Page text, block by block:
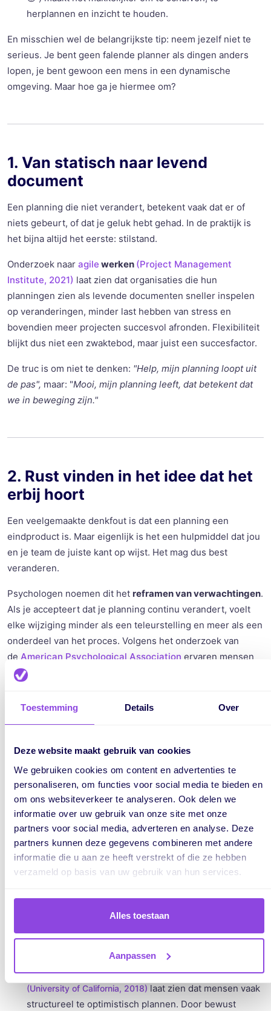
Toestemming Details Over
Deze website maakt gebruik van cookies
We gebruiken cookies om content en advertenties te
personaliseren, om functies voor social media te bieden en
om ons websiteverkeer te analyseren. Ook delen we
informatie over uw gebruik van onze site met onze
partners voor social media, adverteren en analyse. Deze
partners kunnen deze gegevens combineren met andere
informatie die u aan ze heeft verstrekt of die ze hebben
verzameld op basis van uw gebruik van hun services.
Alles toestaan
Aanpassen
herplannen en inzicht te houden.
En misschien wel de belangrijkste tip: neem jezelf niet te
serieus. Je bent geen falende planner als dingen anders
lopen, je bent gewoon een mens in een dynamische
omgeving. Maar hoe ga je hiermee om?
1. Van statisch naar levend
document
Een planning die niet verandert, betekent vaak dat er of
niets gebeurt, of dat je geluk hebt gehad. In de praktijk is
het bijna altijd het eerste: stilstand.
Onderzoek naar agile werken (Project Management
Institute, 2021) laat zien dat organisaties die hun
planningen zien als levende documenten sneller inspelen
op veranderingen, minder last hebben van stress en
bovendien meer projecten succesvol afronden. Flexibiliteit
blijkt dus niet een zwaktebod, maar juist een succesfactor.
De truc is om niet te denken: "Help, mijn planning loopt uit
de pas", maar: "Mooi, mijn planning leeft, dat betekent dat
we in beweging zijn."
2. Rust vinden in het idee dat het
erbij hoort
Een veelgemaakte denkfout is dat een planning een
eindproduct is. Maar eigenlijk is het een hulpmiddel dat jou
en je team de juiste kant op wijst. Het mag dus best
veranderen.
Psychologen noemen dit het reframen van verwachtingen.
Als je accepteert dat je planning continu verandert, voelt
elke wijziging minder als een teleurstelling en meer als een
onderdeel van het proces. Volgens het onderzoek van
de American Psychological Association ervaren mensen
die verandering verwachten significant minder stress dan
Kortom: je planning verandert sowieso. Je keuze is of je
3. Hoe houd je toch grip?
Oké, leuk verhaal, maar hoe zorg je er dan voor dat je niet
overspoeld raakt? Hier zijn drie praktische manieren om
grip te houden, zelfs als planning continu verandert:
drie voor de dag of week. Alles wat daarna komt is
bonus. Zo blijft je gevoel van controle overeind, ook als
Plan met buffers.Onderzoek naar productiviteit
(University of California, 2018) laat zien dat mensen vaak
structureel te optimistisch plannen. Door bewust